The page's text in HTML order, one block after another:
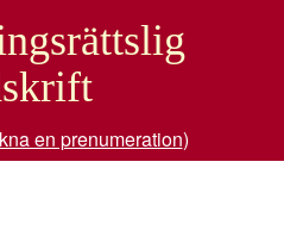
en prenumeration)